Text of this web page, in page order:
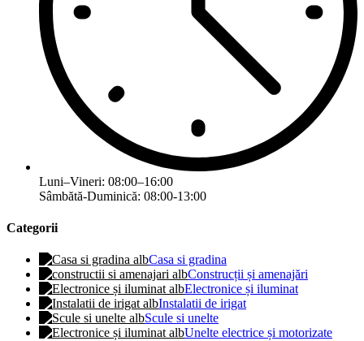
Luni–Vineri: 08:00–16:00
Sâmbătă-Duminică: 08:00-13:00
Categorii
Casa si gradina
Construcții și amenajări
Electronice și iluminat
Instalatii de irigat
Scule si unelte
Unelte electrice și motorizate